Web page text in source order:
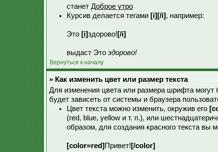
станет Доброе утро
Курсив делается тегами [i][/i], например:
Это [i]здорово![/i]
выдаст Это здорово!
Вернуться к началу
» Как изменить цвет или размер текста
Для изменения цвета или размера шрифта
будет зависеть от системы и браузера
Цвет текста можно изменить, окружив его
(red, blue, yellow и т. п.), или
образом, для создания красного текста вы
[color=red] Привет![/color]